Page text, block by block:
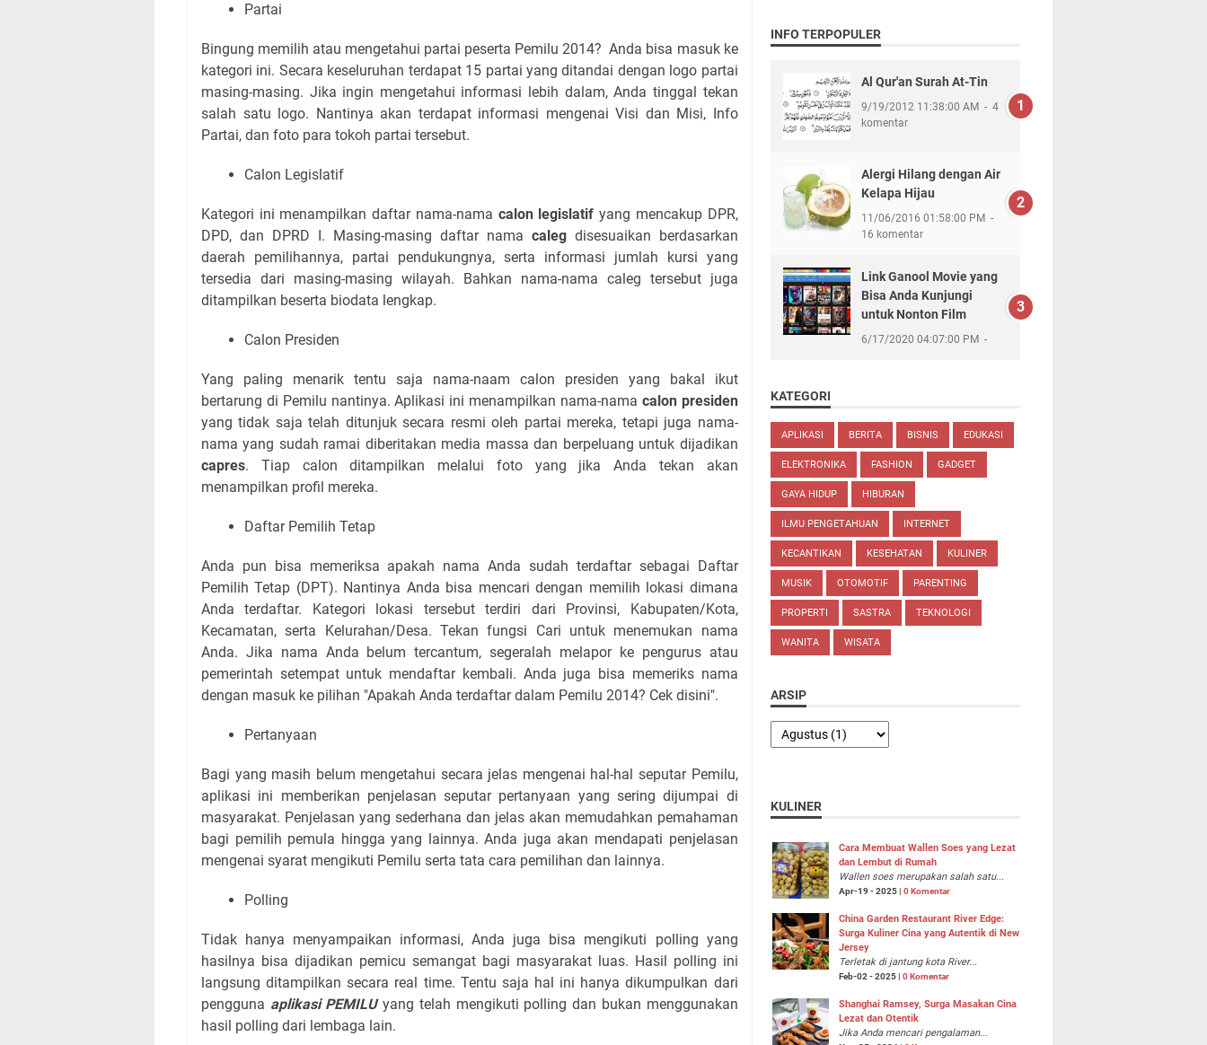
Partai
Bingung memilih atau mengetahui partai peserta Pemilu 2014? Anda bisa masuk ke
kategori ini. Secara keseluruhan terdapat 15 partai yang ditandai dengan logo partai
masing-masing. Jika ingin mengetahui informasi lebih dalam, Anda tinggal tekan
salah satu logo. Nantinya akan terdapat informasi mengenai Visi dan Misi, Info
Partai, dan foto para tokoh partai tersebut.
Calon Legislatif
Kategori ini menampilkan daftar nama-nama calon legislatif yang mencakup DPR,
DPD, dan DPRD I. Masing-masing daftar nama calegdisesuaikan berdasarkan
daerah pemilihannya, partai pendukungnya, serta informasi jumlah kursi yang
tersedia dari masing-masing wilayah. Bahkan nama-nama caleg tersebut juga
ditampilkan beserta biodata lengkap.
Calon Presiden
Yang paling menarik tentu saja nama-naam calon presiden yang bakal ikut
bertarung di Pemilu nantinya. Aplikasi ini menampilkan nama-nama calon presiden
yang tidak saja telah ditunjuk secara resmi oleh partai mereka, tetapi juga nama-
nama yang sudah ramai diberitakan media massa dan berpeluang untuk dijadikan
capres. Tiap calon ditampilkan melalui foto yang jika Anda tekan akan
menampilkan profil mereka.
Daftar Pemilih Tetap
Anda pun bisa memeriksa apakah nama Anda sudah terdaftar sebagai Daftar
Pemilih Tetap (DPT). Nantinya Anda bisa mencari dengan memilih lokasi dimana
Anda terdaftar. Kategori lokasi tersebut terdiri dari Provinsi, Kabupaten/Kota,
Kecamatan, serta Kelurahan/Desa. Tekan fungsi Cari untuk menemukan nama
Anda. Jika nama Anda belum tercantum, segeralah melapor ke pengurus atau
pemerintah setempat untuk mendaftar kembali. Anda juga bisa memeriks nama
dengan masuk ke pilihan "Apakah Anda terdaftar dalam Pemilu 2014? Cek disini".
Pertanyaan
Bagi yang masih belum mengetahui secara jelas mengenai hal-hal seputar Pemilu,
aplikasi ini memberikan penjelasan seputar pertanyaan yang sering dijumpai di
masyarakat. Penjelasan yang sederhana dan jelas akan memudahkan pemahaman
bagi pemilih pemula hingga yang lainnya. Anda juga akan mendapati penjelasan
mengenai syarat mengikuti Pemilu serta tata cara pemilihan dan lainnya.
Polling
Tidak hanya menyampaikan informasi, Anda juga bisa mengikuti polling yang
hasilnya bisa dijadikan pemicu semangat bagi masyarakat luas. Hasil polling ini
langsung ditampilkan secara real time. Tentu saja hal ini hanya dikumpulkan dari
pengguna aplikasi PEMILUyang telah mengikuti polling dan bukan menggunakan
hasil polling dari lembaga lain.
INFO TERPOPULER
Al Qur'an Surah At-Tin
9/19/2012 11:38:00 AM
4
komentar
Alergi Hilang dengan Air
Kelapa Hijau
11/06/2016 01:58:00 PM
16 komentar
Link Ganool Movie yang
Bisa Anda Kunjungi
untuk Nonton Film
6/17/2020 04:07:00 PM
KATEGORI
APLIKASI BERITA BISNIS EDUKASI
ELEKTRONIKA FASHION GADGET
GAYA HIDUP HIBURAN
ILMU PENGETAHUAN INTERNET
KECANTIKAN KESEHATAN KULINER
MUSIK OTOMOTIF PARENTING
PROPERTI SASTRA TEKNOLOGI
WANITA WISATA
ARSIP
KULINER
Cara Membuat Wallen Soes yang Lezat
dan Lembut di Rumah
Wallen soes merupakan salah satu...
Apr-19 - 2025 | 0 Komentar
China Garden Restaurant River Edge:
Surga Kuliner Cina yang Autentik di New
Jersey
Terletak di jantung kota River...
Feb-02 - 2025 | 0 Komentar
Shanghai Ramsey, Surga Masakan Cina
Lezat dan Otentik
Jika Anda mencari pengalaman...